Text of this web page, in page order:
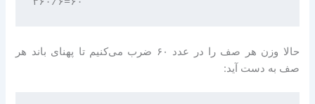
حالا وزن هر صف را در عدد ۶۰ ضرب می‌کنیم تا پهنای باند هر
صف به دست آید: